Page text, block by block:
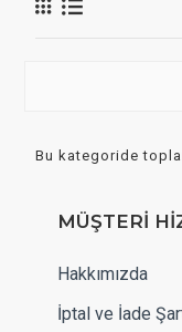
Bu kategoride
MÜŞTERİ
Hakkımızda
İptal ve İade